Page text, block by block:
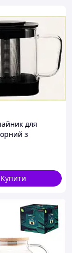
для
з
Купити